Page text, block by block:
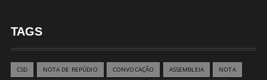
TAGS
CSD NOTA DE REPÚDIO CONVOCAÇÃO ASSEMBLEIA NOTA